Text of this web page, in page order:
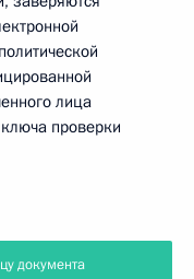
лица
проверки
документа